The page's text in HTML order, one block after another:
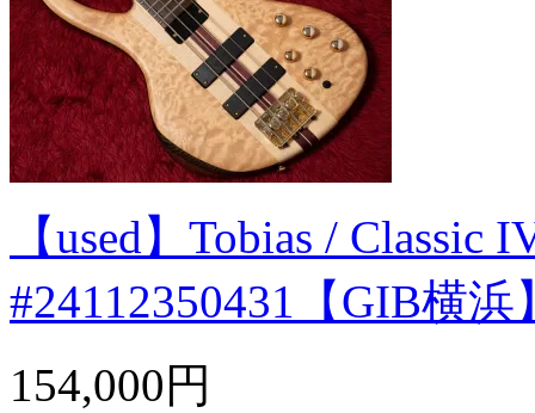
【used】Tobias / Classic
#24112350431【GIB横浜
154,000円